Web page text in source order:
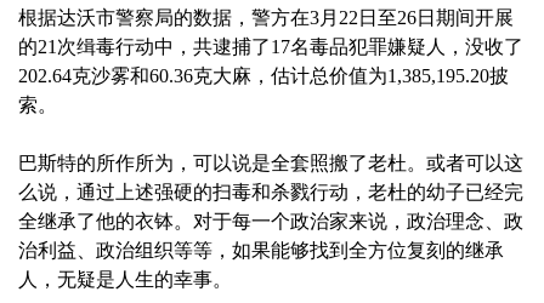
根据达沃市警察局的数据，警方在3月22日至26日期间开展
的21次缉毒行动中，共逮捕了17名毒品犯罪嫌疑人，没收了
202.64克沙雾和60.36克大麻，估计总价值为1,385,195.20披
索。
巴斯特的所作所为，可以说是全套照搬了老杜。或者可以这
么说，通过上述强硬的扫毒和杀戮行动，老杜的幼子已经完
全继承了他的衣钵。对于每一个政治家来说，政治理念、政
治利益、政治组织等等，如果能够找到全方位复刻的继承
人，无疑是人生的幸事。